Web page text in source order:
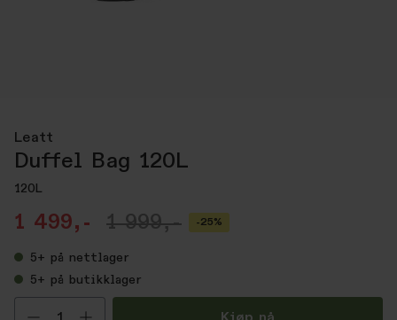
Leatt
Duffel Bag 120L
120L
1 499,- 1 999,- -25%
5+ på nettlager
5+ på butikklager
Velg antall